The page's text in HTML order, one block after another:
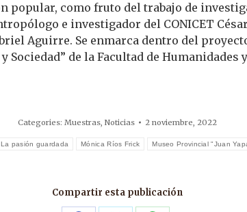
popular, como fruto del trabajo de
e investigador del CONICET
Aguirre. Se enmarca dentro del
Sociedad” de la Facultad de Humanidades
Categories: Muestras, Noticias 2 noviembre, 2022
La pasión guardada Mónica Ríos Frick Museo Provincial "Juan
Compartir esta publicación